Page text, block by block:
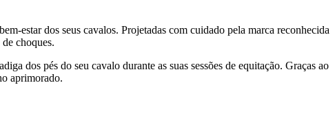
estar dos seus cavalos. Projetadas com cuidado pela marca reconhecida
choques.
dos pés do seu cavalo durante as suas sessões de equitação. Graças ao
aprimorado.